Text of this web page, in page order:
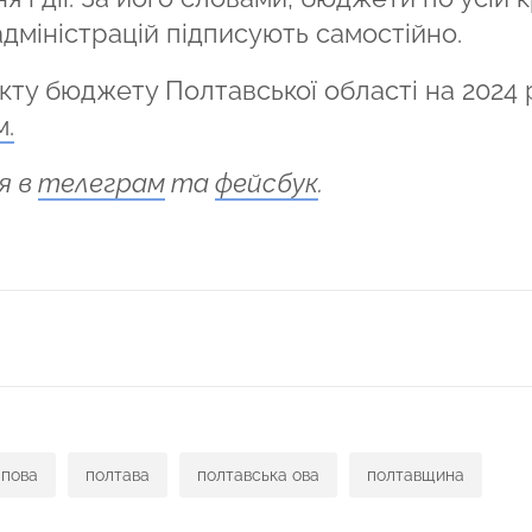
підписують самостійно.
бюджету Полтавської області на 2024
втелеграмтафейсбук.
пова полтава полтавська ова полтавщина